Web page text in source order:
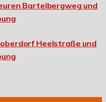
Bartelbergweg und
Heelstraße und